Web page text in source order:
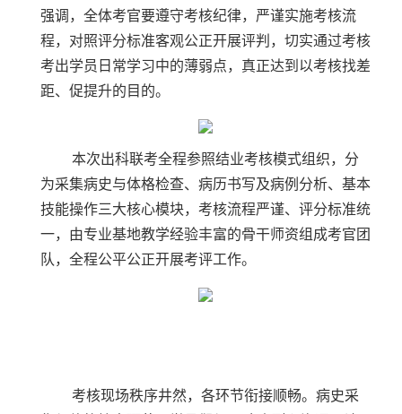
强调，全体考官要遵守考核纪律，严谨实施考核流
程，对照评分标准客观公正开展评判，切实通过考核
考出学员日常学习中的薄弱点，真正达到以考核找差
距、促提升的目的。
本次出科联考全程参照结业考核模式组织，分
为采集病史与体格检查、病历书写及病例分析、基本
技能操作三大核心模块，考核流程严谨、评分标准统
一，由专业基地教学经验丰富的骨干师资组成考官团
队，全程公平公正开展考评工作。
考核现场秩序井然，各环节衔接顺畅。病史采